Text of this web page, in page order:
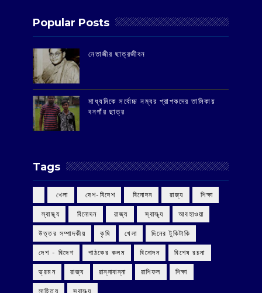
Popular Posts
‌নেতাজীর ছাত্রজীবন
মাধ্যমিকে সর্বোচ্চ নম্বর প্রাপকদের তালিকায়
বনগাঁর ছাত্র
Tags
‌ খেলা ‌ দেশ-বিদেশ ‌ বিনোদন ‌ রাজ্য ‌ শিক্ষা
‌ স্বাস্থ্য ‌ বিনোদন ‌ রাজ্য ‌ স্বাস্থ্য আবহাওয়া
উত্তর সম্পাদকীয় কৃষি খেলা দিনের টুকিটাকি
দেশ - বিদেশ পাঠকের কলম বিনোদন বিশেষ রচনা
ভ্রমন রাজ্য রান্নাবান্না রাশিফল শিক্ষা
সাহিত্য স্বাস্থ্য